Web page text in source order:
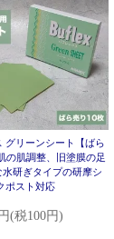
グリーンシート【ばら
の肌調整、旧塗膜の足
研ぎタイプの研摩シ
ポスト対応
(税100円)